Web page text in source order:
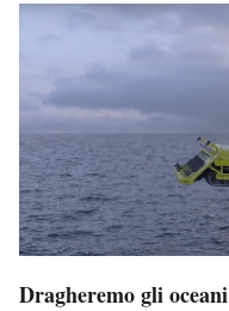
Dragheremo gli oceani